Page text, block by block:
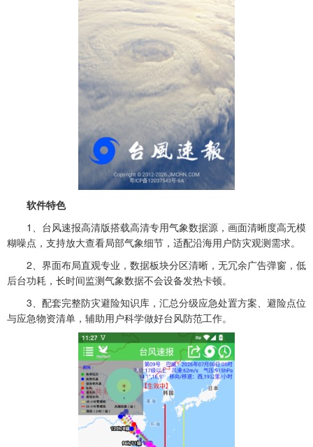
软件特色
1、台风速报高清版搭载高清专用气象数据源，画面清晰度高无模
糊噪点，支持放大查看局部气象细节，适配沿海用户防灾观测需求。
2、界面布局直观专业，数据板块分区清晰，无冗余广告弹窗，低
后台功耗，长时间监测气象数据不会设备发热卡顿。
3、配套完整防灾避险知识库，汇总分级应急处置方案、避险点位
与应急物资清单，辅助用户科学做好台风防范工作。